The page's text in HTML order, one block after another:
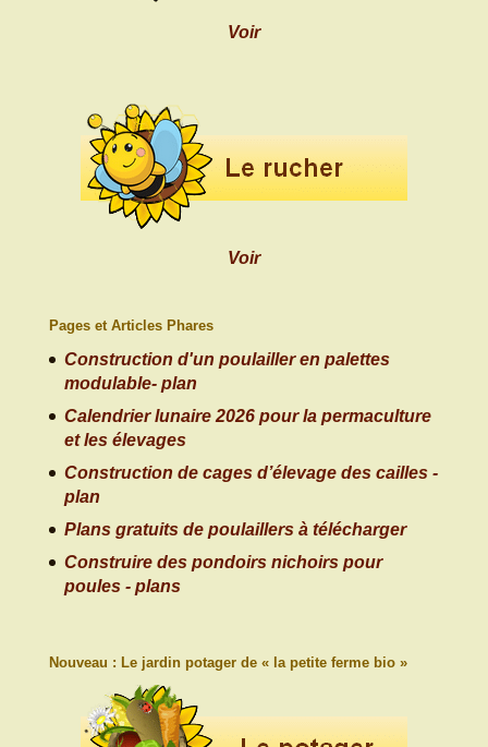
Voir
Voir
Pages et Articles Phares
Construction d'un poulailler en palettes
modulable- plan
Calendrier lunaire 2026 pour la permaculture
et les élevages
Construction de cages d’élevage des cailles -
plan
Plans gratuits de poulaillers à télécharger
Construire des pondoirs nichoirs pour
poules - plans
Nouveau : Le jardin potager de « la petite ferme bio »